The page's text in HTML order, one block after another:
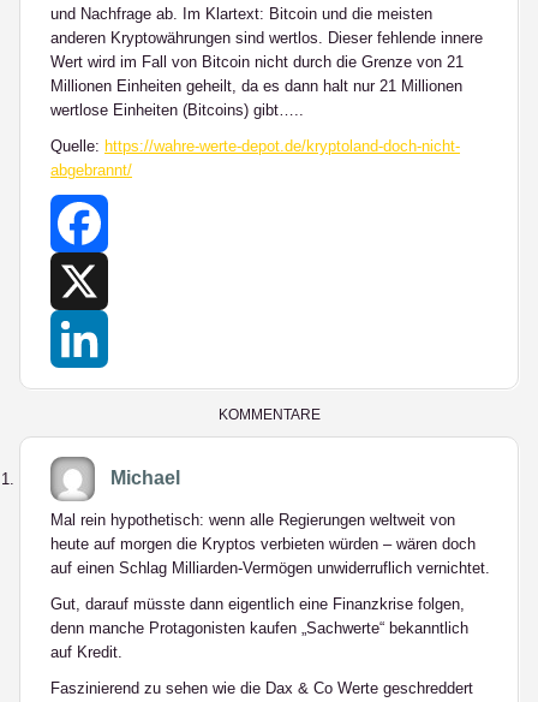
und Nachfrage ab. Im Klartext: Bitcoin und die meisten
anderen Kryptowährungen sind wertlos. Dieser fehlende innere
Wert wird im Fall von Bitcoin nicht durch die Grenze von 21
Millionen Einheiten geheilt, da es dann halt nur 21 Millionen
wertlose Einheiten (Bitcoins) gibt…..
Quelle: https://wahre-werte-depot.de/kryptoland-doch-nicht-
abgebrannt/
Facebook
KOMMENTARE
Michael
Mal rein hypothetisch: wenn alle Regierungen weltweit von
heute auf morgen die Kryptos verbieten würden – wären doch
auf einen Schlag Milliarden-Vermögen unwiderruflich vernichtet.
Gut, darauf müsste dann eigentlich eine Finanzkrise folgen,
denn manche Protagonisten kaufen „Sachwerte“ bekanntlich
auf Kredit.
Faszinierend zu sehen wie die Dax & Co Werte geschreddert